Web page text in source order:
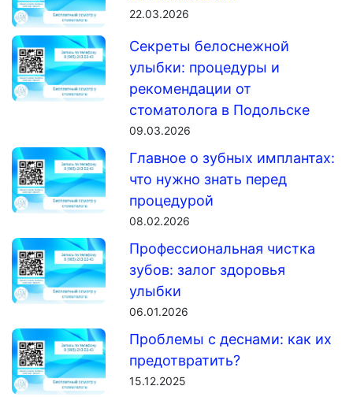
22.03.2026
Секреты белоснежной
улыбки: процедуры и
рекомендации от
стоматолога в Подольске
09.03.2026
Главное о зубных имплантах:
что нужно знать перед
процедурой
08.02.2026
Профессиональная чистка
зубов: залог здоровья
улыбки
06.01.2026
Проблемы с деснами: как их
предотвратить?
15.12.2025